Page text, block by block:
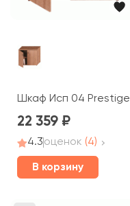
Шкаф Исп 04 Prestige
22 359
4.3оценок (4)
В корзину